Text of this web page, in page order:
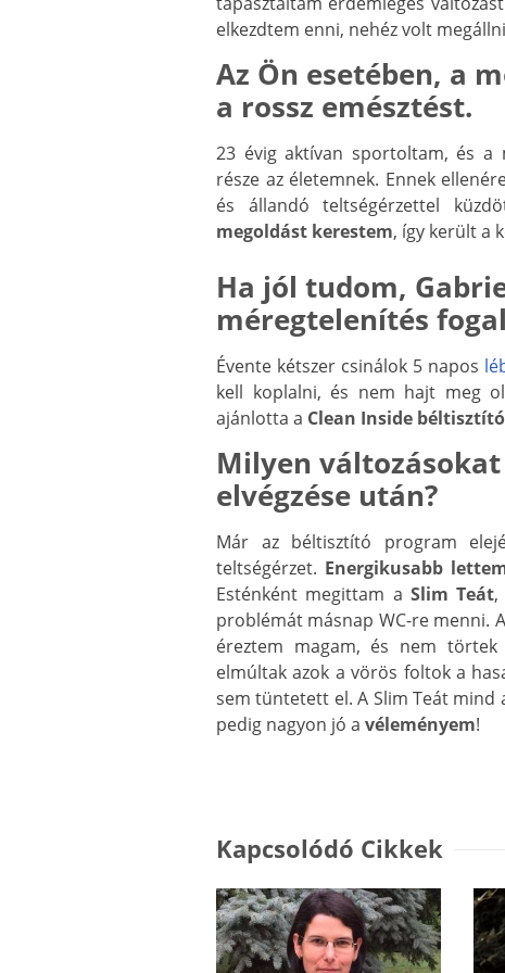
elkezdtem enni, nehéz volt
Az Ön esetében, a
a rossz emésztést.
23 évig aktívan sportoltam, és a
része az életemnek. Ennek
és állandó teltségérzettel
megoldást kerestem, így került a
Ha jól tudom,
méregtelenítés
Évente kétszer csinálok 5 napos
kell koplalni, és nem hajt meg
ajánlotta a Clean Inside
Milyen
elvégzése után?
Már az béltisztító program
teltségérzet. Energikusabb
Esténként megittam a Slim Teát,
problémát másnap WC-re menni. A
éreztem magam, és nem törtek
elmúltak azok a vörös foltok a
sem tüntetett el. A Slim Teát mind
pedig nagyon jó a véleményem
Kapcsolódó Cikkek